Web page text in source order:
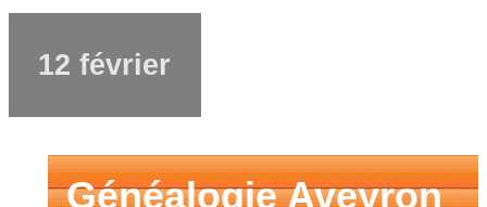
12 février
Généalogie Aveyron